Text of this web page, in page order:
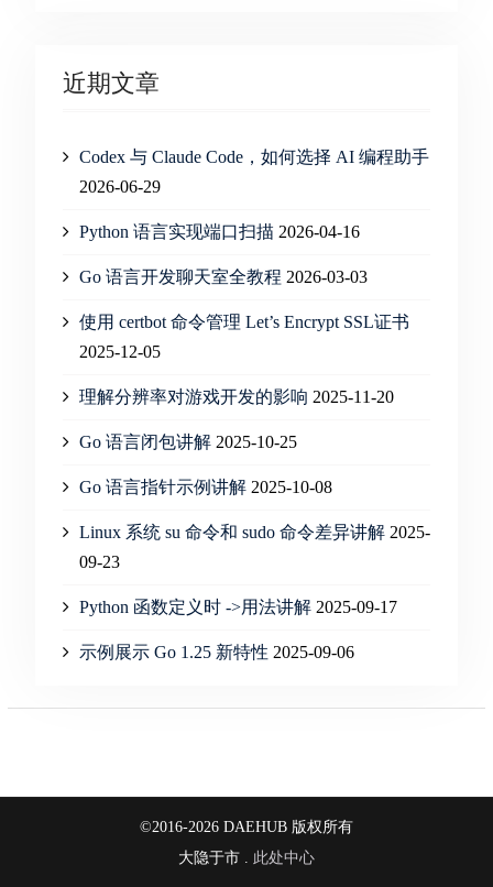
近期文章
Codex 与 Claude Code，如何选择 AI 编程助手
2026-06-29
Python 语言实现端口扫描 2026-04-16
Go 语言开发聊天室全教程 2026-03-03
使用 certbot 命令管理 Let’s Encrypt SSL证书
2025-12-05
理解分辨率对游戏开发的影响 2025-11-20
Go 语言闭包讲解 2025-10-25
Go 语言指针示例讲解 2025-10-08
Linux 系统 su 命令和 sudo 命令差异讲解 2025-
09-23
Python 函数定义时 ->用法讲解 2025-09-17
示例展示 Go 1.25 新特性 2025-09-06
©2016-2026 DAEHUB 版权所有
大隐于市 . 此处中心